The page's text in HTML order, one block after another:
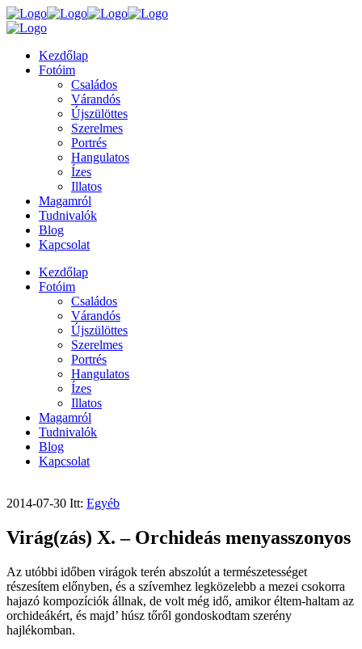
Kezdőlap
Fotóim
Családos
Várandós
Újszülöttes
Szerelmes
Portrés
Hangulatos
Ízes
Illatos
Magamról
Tudnivalók
Blog
Kapcsolat
Kezdőlap
Fotóim
Családos
Várandós
Újszülöttes
Szerelmes
Portrés
Hangulatos
Ízes
Illatos
Magamról
Tudnivalók
Blog
Kapcsolat
2014-07-30 Itt: Egyéb
Virág(zás) X. – Orchideás menyasszonyos
Az utóbbi időben virágok terén abszolút a természetességet
részesítem előnyben, és a szívemhez legközelebb a mezei csokorra
hajazó kompozíciók állnak, de volt még idő, amikor éltem-haltam az
orchideákért, és majd’ húsz tőről gondoskodtam szerény
hajlékomban.